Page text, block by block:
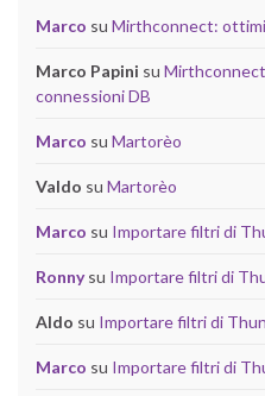
Marco su Mirthconnect:
Marco Papini su
connessioni DB
Marco su Martorèo
Valdo su Martorèo
Marco su Importare filtri di
Ronnysu Importare filtri di
Aldo su Importare filtri di
Marco su Importare filtri di